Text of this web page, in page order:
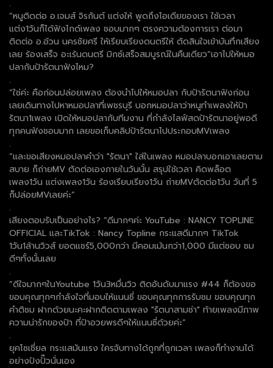
.
“หนูติดต่อ อ.เจมส์ จิรกันต์ แต่งให้ พูดถึงไอเดียของเรา ใช้เวลา
แต่ง1วันก็ได้ฟังไกด์เพลง ชอบมากๆ ตรงความต้องการเรา ต่อมา
ติดต่อ อ.อ้วน นครชัยศรี ให้เรียบเรียงดนตรีให้ ตัดสินใจเข้าบันทึกเสียง
เลย ร้องเสร็จ อะเร้นดนตรี มิกซ์เสร็จสมบูรณ์ในคืนเดียว”เอาไปให้หมอ
ปลากับป้ารัตนาฟังไหม?
.
“ใช่ค่ะ คือก่อนปล่อยเพลง ต้องนำไปให้หมอปลา กับป้ารัตนาฟังก่อน
เลยเดินทางไปหาหมอปลาที่เพชรบุรี บอกหมอปลาว่าหนูทำเพลงให้ป้า
รัตนา1เพลง เปิดให้หมอปลากับทีมงาน ที่กำลังไลฟ์สดป้ารัตนาอยู่พอดี
ทุกคนฟังชอบมาก เลยขอเก็บคลิปป้ารัตนาไปประกอบMVเพลง
.
“และขอเสียงหมอปลาคำว่า "รัตนา" ใส่ในเพลง หมอปลาบอกเอาเลยตาม
สบาย ก็ถ่ายMV ตัดต่อเองภายในวันนั้น สรุปใช้เวลา คิดพล็อต
เพลง1วัน แต่งเพลง1วัน ร้องเรียบเรียง1วัน ถ่ายMVตัดต่อ1วัน วันที่ 5
ก็ปล่อยMVเลยค่ะ”
.
เสียงตอบรับเป็นอย่างไร? “ดีมากๆค่ะ YouTube : NANCY TOPLINE
OFFICIAL และTikTok : Nancy Topline กระแสดีมากๆ TikTok
1วัน1ล้านวิวส์ ยอดแชร์5,000กว่า มีคอมเม้นกว่า1,000 มีแต่ชอบ ชม
ดีๆทั้งนั้นเลย
.
“ดีใจมากๆในYoutube 1วัน3หมื่นวิว ติดอันดับมาแรง #44 ก็ต้องขอ
ขอบคุณทุกๆกำลังใจที่มอบให้แนนซี่ ขอบคุณทุกการรับชม ขอบคุณทุก
คำติชม ฝากด้วยนะคะฝากติดตามเพลง "รัตนาสามช่า" ท้ายเพลงมีภาพ
ความน่ารักของป้า ที่ป้าอวยพรดีๆให้แนนซี่ด้วยค่ะ”
.
ยุคโซเชี่ยล กระแสมันแรง ใครจับทางได้ถูกที่ถูกเวลา เพลงก็ทำงานได้
อย่างปังปั๊วนั่นเอง